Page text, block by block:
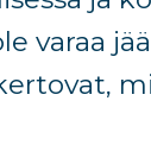
varaa